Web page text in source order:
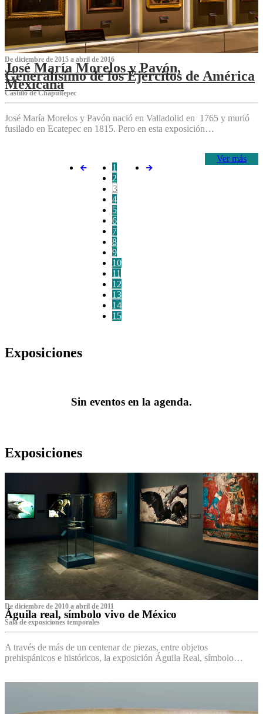
De diciembre de 2015 a abril de 2016
José María Morelos y Pavón,
Generalísimo de los Ejércitos de América
Mexicana
C‌astillo de Chapultepec
José María Morelos y Pavón nació en Valladolid en 1765 y murió
fusilado en Ecatepec en 1815. Pero en esta exposición…
Ver más
1
2
3
4
5
6
7
8
9
10
11
12
13
14
15
Exposiciones
Sin eventos en la agenda.
Exposiciones
De diciembre de 2010 a abril de 2011
Águila real, símbolo vivo de México
Sala de exposiciones temporales
A través de más de un centenar de piezas, entre objetos
prehispánicos e históricos, la exposición Águila Real, símbolo…